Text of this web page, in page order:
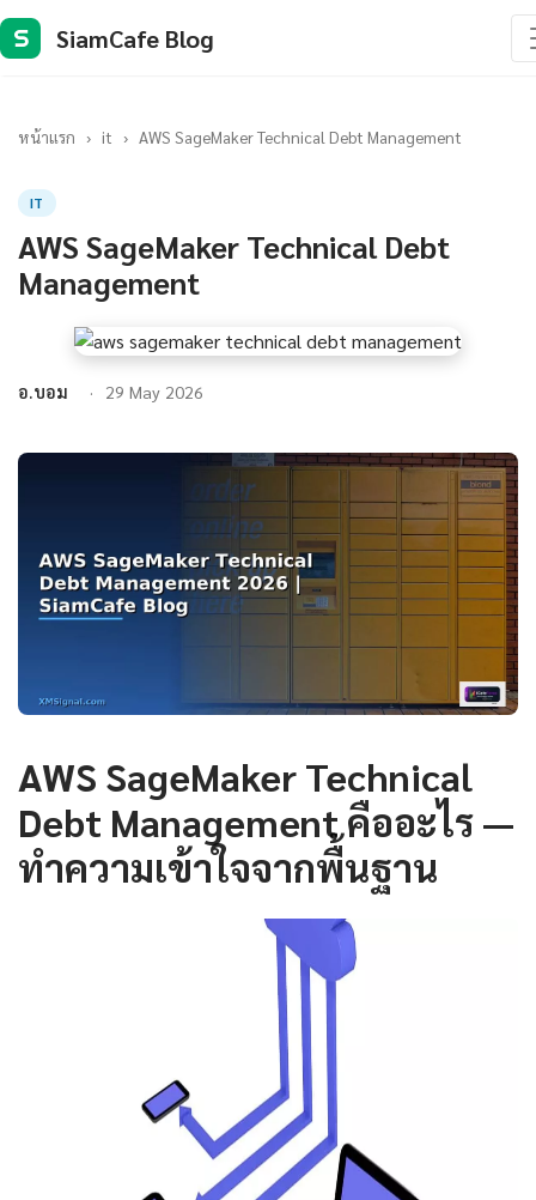
S SiamCafe Blog
หน้าแรก › it › AWS SageMaker Technical Debt Management
IT
AWS SageMaker Technical Debt
Management
อ.บอม 29 May 2026
AWS SageMaker Technical
Debt Management คืออะไร —
ทำความเข้าใจจากพื้นฐาน